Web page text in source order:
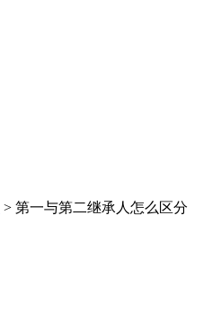
> 第一与第二继承人怎么区分